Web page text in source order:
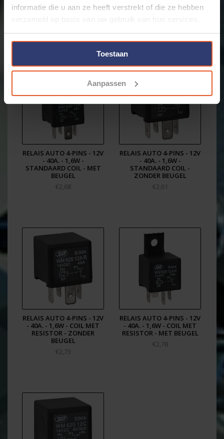
informatie die u aan ze heeft verstrekt of die ze hebben
verzameld op basis van uw gebruik van hun services.
Toestaan
Aanpassen
Gerelateerde producten
RELAIS AUTO 4-PINS - 12V
- 40A. - 1,6W -
STANDAARD COIL - MET
BEUGEL
€2,68
RELAIS AUTO 4-PINS - 12V
- 40A. - 1,6W -
STANDAARD COIL -
ZONDER BEUGEL
€2,61
RELAIS AUTO 4-PINS - 12V
- 40A. - 1,6W - COIL MET
RESISTOR - ZONDER
BEUGEL
€2,73
RELAIS AUTO 4-PINS - 12V
- 40A. - 1,6W - COIL MET
RESISTOR - MET BEUGEL
€2,78